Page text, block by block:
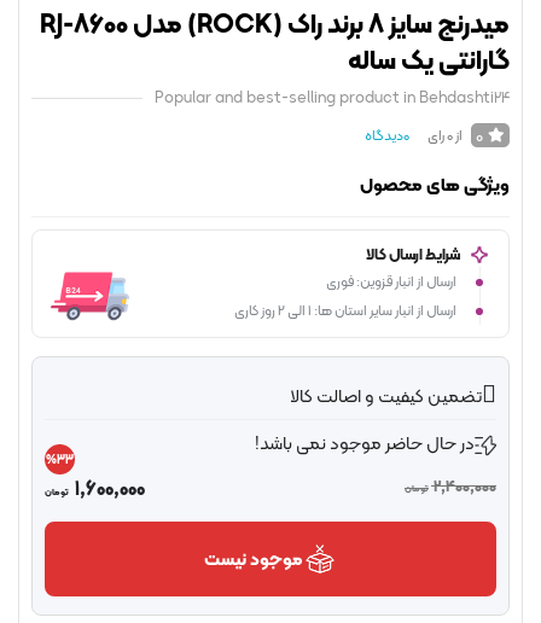
میدرنج سایز 8 برند راک (ROCK) مدل RJ-8600
یک ساله
Popular and best-selling product in
از 0 رای 0دیدگاه
های محصول
شرایط ارسال کالا
ارسال از انبار قزوین: فوری
ارسال از انبار سایر استان ها: 1 الی 2 روز کاری
تضمین کیفیت و اصالت کالا
در حال حاضر موجود نمی باشد!
تومان 1,600,000 تومان
موجود نیست